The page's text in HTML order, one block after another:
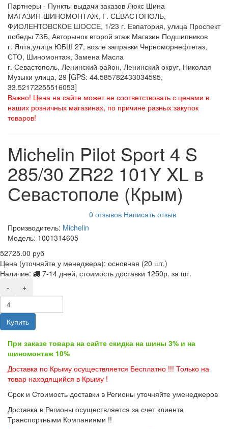
Партнеры - Пункты выдачи заказов Люкс Шина
МАГАЗИН-ШИНОМОНТАЖ, Г. СЕВАСТОПОЛЬ,
ФИОЛЕНТОВСКОЕ ШОССЕ, 1/23 г. Евпатория, улица Проспект
победы 73Б, Авторынок второй этаж Магазин Подшипников
г. Ялта,улица ЮБШ 27, возле заправки Черноморнефтегаз,
СТО, Шиномонтаж, Замена Масла
г. Севастополь, Ленинский район, Ленинский округ, Николая
Музыки улица, 29 [GPS: 44.585782433034595,
33.52172255516053]
Важно! Цена на сайте может не соответствовать с ценами в
наших розничных магазинах, по причине разных закупок
товаров!
Michelin Pilot Sport 4 S
285/30 ZR22 101Y XL в
Севастополе (Крым)
0 отзывов Написать отзыв
Производитель: Michelin
Модель: 1001314605
52725.00 руб
Цена (уточняйте у менеджера): основная (20 шт.)
Наличие:
7-14 дней, стоимость доставки 1250р. за шт.
-
+
Купить
При заказе товара на сайте скидка на шины 3% и на
шиномонтаж 10%
Доставка по Крыму осуществляется Бесплатно !!! Только на
товар находящийся в Крыму !
Срок и Стоимость доставки в Регионы уточняйте уменеджеров
Доставка в Регионы осуществляется за счет клиента
Транспортными Компаниями !!